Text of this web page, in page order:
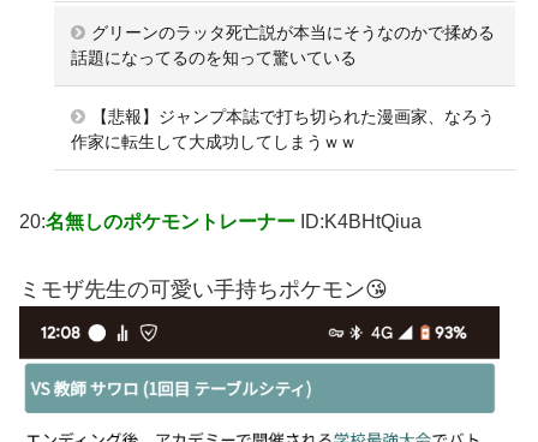
グリーンのラッタ死亡説が本当にそうなのかで揉める
話題になってるのを知って驚いている
【悲報】ジャンプ本誌で打ち切られた漫画家、なろう
作家に転生して大成功してしまうｗｗ
20:名無しのポケモントレーナー ID:K4BHtQiua
ミモザ先生の可愛い手持ちポケモン😘